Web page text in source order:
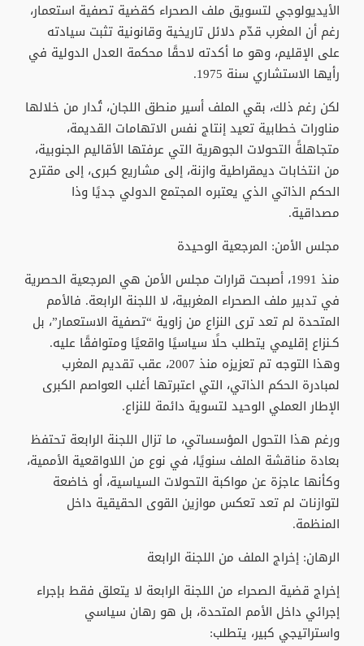
الأيديولوجي لتسويق ملف الصحراء كقضية تصفية استعمار،
رغم أن المغرب قدّم دلائل تاريخية وقانونية تثبت سيادته
على الإقليم، وهو ما أكدته لاحقًا محكمة العدل الدولية في
رأيها الاستشاري سنة 1975.
لكن رغم ذلك، بقي الملف أسير منطق اللجان، تُدار من خلالها
مناورات خطابية تعيد إنتاج نفس الاتهامات القديمة،
متجاهلةً التحولات الجوهرية التي عرفتها الأقاليم الجنوبية،
من انتخابات ديمقراطية وازنة، إلى مشاريع كبرى، إلى مقترح
الحكم الذاتي الذي يعتبره المجتمع الدولي جديًا وذا
مصداقية.
مجلس الأمن: المرجعية الوحيدة
منذ 1991، أصبحت قرارات مجلس الأمن هي المرجعية الحصرية
في تدبير ملف الصحراء المغربية، لا اللجنة الرابعة. فالأمم
المتحدة لم تعد ترى النزاع من زاوية “تصفية الاستعمار”، بل
كـنزاع إقليمي يتطلب حلًا سياسيًا واقعيًا ومتوافقًا عليه.
وهذا التوجه تم تعزيزه منذ 2007، عقب تقديم المغرب
لمبادرة الحكم الذاتي، التي اعتبرتها أغلب العواصم الكبرى
الإطار العملي الوحيد لتسوية دائمة للنزاع.
ورغم هذا التحول المؤسساتي، ما تزال اللجنة الرابعة تحتفظ
بعادة مناقشة الملف سنويًا، في نوع من اللاواقعية الأممية،
وكأنها عاجزة عن مواكبة التحولات السياسية، أو خاضعة
لتوازنات لم تعد تعكس موازين القوى الحقيقية داخل
المنظمة.
الرهان: إخراج الملف من اللجنة الرابعة
إخراج قضية الصحراء من اللجنة الرابعة لا يتعلق فقط بإجراء
إجرائي داخل الأمم المتحدة، بل هو رهان سياسي
واستراتيجي كبير، يتطلب: